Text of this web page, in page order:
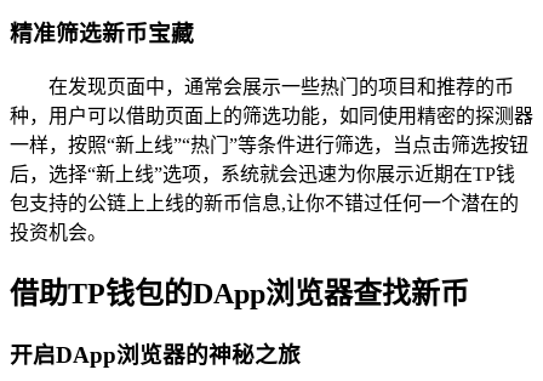
精准筛选新币宝藏
在发现页面中，通常会展示一些热门的项目和推荐的币
种，用户可以借助页面上的筛选功能，如同使用精密的探测器
一样，按照“新上线”“热门”等条件进行筛选，当点击筛选按钮
后，选择“新上线”选项，系统就会迅速为你展示近期在TP钱
包支持的公链上上线的新币信息,让你不错过任何一个潜在的
投资机会。
借助TP钱包的DApp浏览器查找新币
开启DApp浏览器的神秘之旅